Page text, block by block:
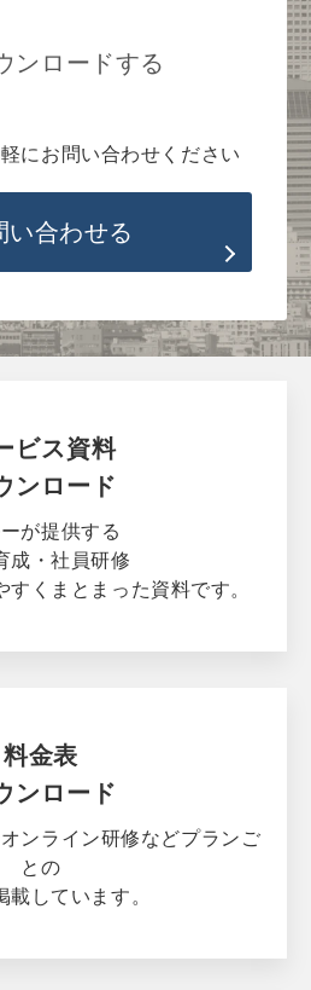
ンロードする
にお問い合わせください
い合わせる
ビス資料
ンロード
が提供する
成・社員研修
くまとまった資料です。
料金表
ンロード
ンライン研修などプランご
との
載しています。